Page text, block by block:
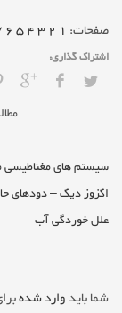
صفحات: 1
2
3
4
5
6
سیستم های مغناطیسی
اگزوز دیگ – دودهای
علل خوردگی آب
شما باید وارد شده